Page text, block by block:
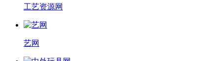
工艺资源网
艺网